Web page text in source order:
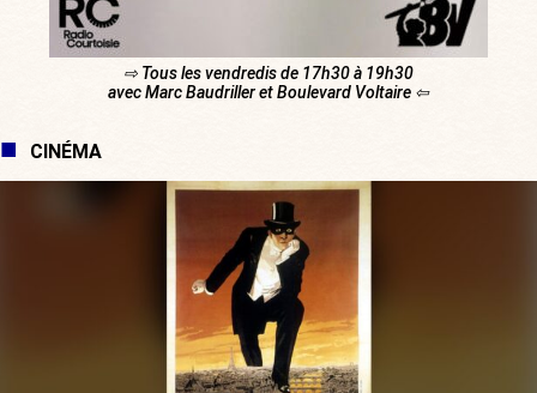
⇨ Tous les vendredis de 17h30 à 19h30
avec Marc Baudriller et Boulevard Voltaire ⇦
CINÉMA